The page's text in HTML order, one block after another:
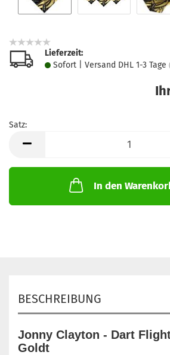
Lieferzeit:
Sofort | Versand DHL 1-3 Tage
Satz:
In den
BESCHREIBUNG
Jonny Clayton - Dart
Goldt